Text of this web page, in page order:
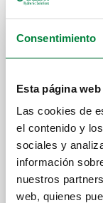
Consentimiento
Esta página
Las cookies de
el contenido y
sociales y
información
nuestros
web, quienes